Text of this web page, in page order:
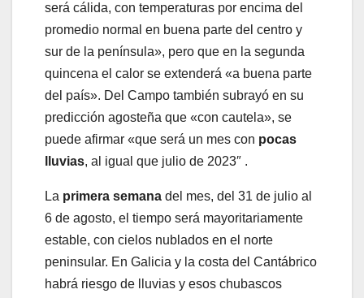
será cálida, con temperaturas por encima del
promedio normal en buena parte del centro y
sur de la península», pero que en la segunda
quincena el calor se extenderá «a buena parte
del país». Del Campo también subrayó en su
predicción agosteña que «con cautela», se
puede afirmar «que será un mes con pocas
lluvias, al igual que julio de 2023″ .
La primera semana del mes, del 31 de julio al
6 de agosto, el tiempo será mayoritariamente
estable, con cielos nublados en el norte
peninsular. En Galicia y la costa del Cantábrico
habrá riesgo de lluvias y esos chubascos